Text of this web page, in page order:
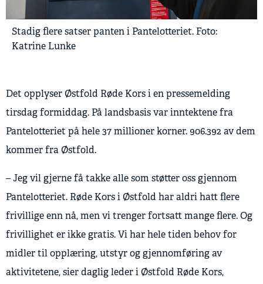
Stadig flere satser panten i Pantelotteriet. Foto:
Katrine Lunke
Det opplyser Østfold Røde Kors i en pressemelding
tirsdag formiddag. På landsbasis var inntektene fra
Pantelotteriet på hele 37 millioner korner. 906.392 av dem
kommer fra Østfold.
– Jeg vil gjerne få takke alle som støtter oss gjennom
Pantelotteriet. Røde Kors i Østfold har aldri hatt flere
frivillige enn nå, men vi trenger fortsatt mange flere. Og
frivillighet er ikke gratis. Vi har hele tiden behov for
midler til opplæring, utstyr og gjennomføring av
aktivitetene, sier daglig leder i Østfold Røde Kors,